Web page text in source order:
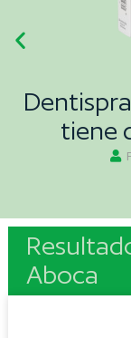
tiene
Aboca